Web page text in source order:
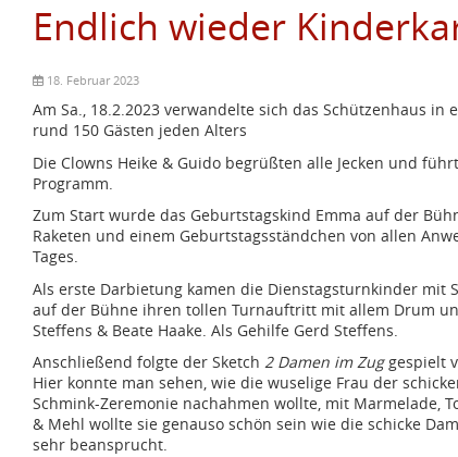
Endlich wieder
18. Februar 2023
Am Sa., 18.2.2023 verwandelte sich das Schützenhaus in
rund 150 Gästen jeden Alters
Die Clowns Heike & Guido begrüßten alle Jecken und
Programm.
Zum Start wurde das Geburtstagskind Emma auf der
Raketen und einem Geburtstagsständchen von allen
Tages.
Als erste Darbietung kamen die Dienstagsturnkinder mit
auf der Bühne ihren tollen Turnauftritt mit allem Drum
Steffens & Beate Haake. Als Gehilfe Gerd Steffens.
Anschließend folgte der Sketch 2 Damen im Zuggespielt
Hier konnte man sehen, wie die wuselige Frau der
Schmink-Zeremonie nachahmen wollte, mit Marmelade,
& Mehl wollte sie genauso schön sein wie die schicke
sehr beansprucht.